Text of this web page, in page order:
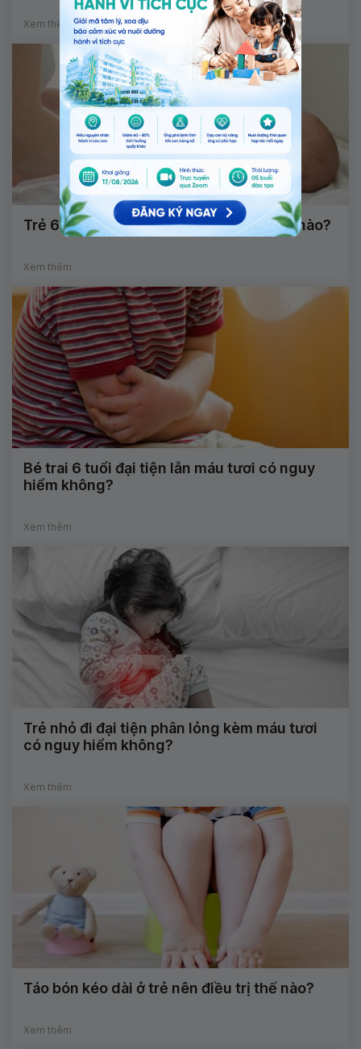
Xem thêm
Trẻ 6 tháng tuổi bị táo bón phải làm thế nào?
Xem thêm
Bé trai 6 tuổi đại tiện lẫn máu tươi có nguy
hiểm không?
Xem thêm
Trẻ nhỏ đi đại tiện phân lỏng kèm máu tươi
có nguy hiểm không?
Xem thêm
Táo bón kéo dài ở trẻ nên điều trị thế nào?
Xem thêm